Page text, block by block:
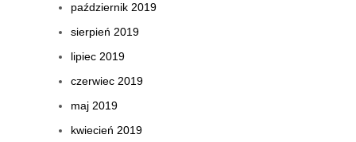
październik 2019
sierpień 2019
lipiec 2019
czerwiec 2019
maj 2019
kwiecień 2019